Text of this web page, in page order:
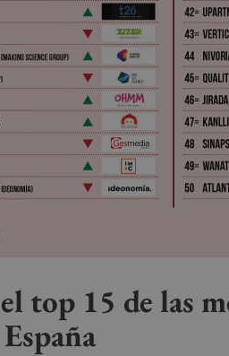
top 15 de las